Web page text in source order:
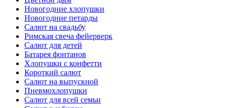
Новогодние хлопушки
Новогодние петарды
Салют на свадьбу
Римская свеча фейерверк
Салют для детей
Батарея фонтанов
Хлопушки с конфетти
Короткий салют
Салют на выпускной
Пневмохлопушки
Салют для всей семьи